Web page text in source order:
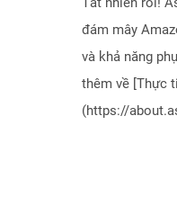
đám mây
và khả năng
thêm về [Thực
(https://